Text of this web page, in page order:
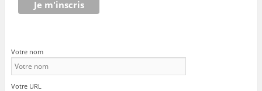
Votre nom
Votre URL